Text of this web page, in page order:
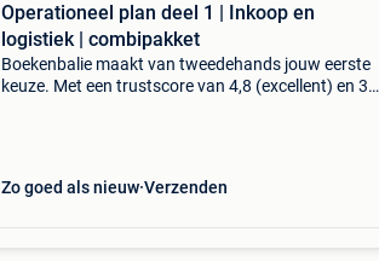
Operationeel plan deel 1 | Inkoop en
logistiek | combipakket
Boekenbalie maakt van tweedehands jouw eerste
keuze. Met een trustscore van 4,8 (excellent) en 30
Zo goed als nieuw Verzenden